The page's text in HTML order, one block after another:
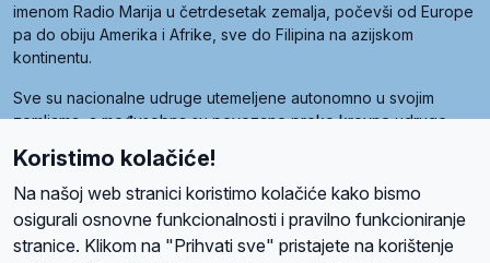
imenom Radio Marija u četrdesetak zemalja, počevši od Europe
pa do obiju Amerika i Afrike, sve do Filipina na azijskom
kontinentu.
Sve su nacionalne udruge utemeljene autonomno u svojim
zemljama, a međusobna su povezane preko krovne udruge
Radio Maria). Svjetsku obitelj utemeljilo je sedam članica, među
kojima je i hrvatska Udruga Radio Marija.
Koristimo kolačiće!
Na našoj web stranici koristimo kolačiće kako bismo
osigurali osnovne funkcionalnosti i pravilno funkcioniranje
stranice. Klikom na "Prihvati sve" pristajete na korištenje